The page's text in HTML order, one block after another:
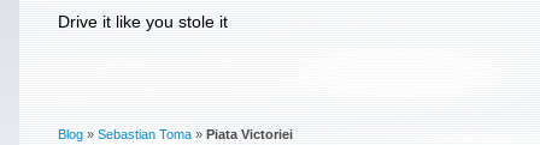
Drive it like you stole it
Blog » Sebastian Toma » Piata Victoriei